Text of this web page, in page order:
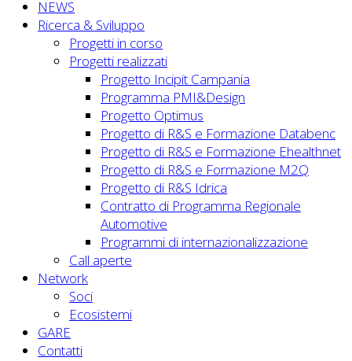
NEWS
Ricerca & Sviluppo
Progetti in corso
Progetti realizzati
Progetto Incipit Campania
Programma PMI&Design
Progetto Optimus
Progetto di R&S e Formazione Databenc
Progetto di R&S e Formazione Ehealthnet
Progetto di R&S e Formazione M2Q
Progetto di R&S Idrica
Contratto di Programma Regionale
Automotive
Programmi di internazionalizzazione
Call aperte
Network
Soci
Ecosistemi
GARE
Contatti